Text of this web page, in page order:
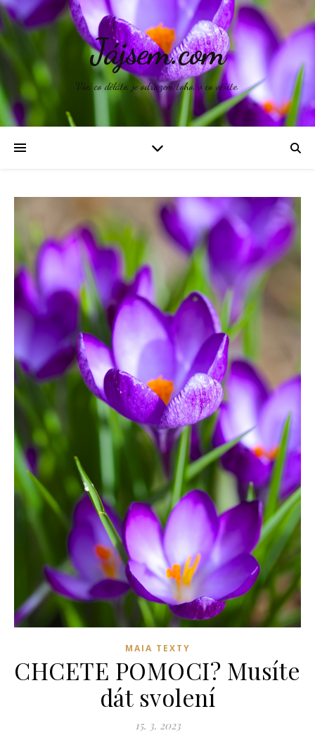
Jájsem.com
Vše, co děláte, je odrazem toho, v co věříte.
MAIA TEXTY
CHCETE POMOCI? Musíte
dát svolení
15. 3. 2023